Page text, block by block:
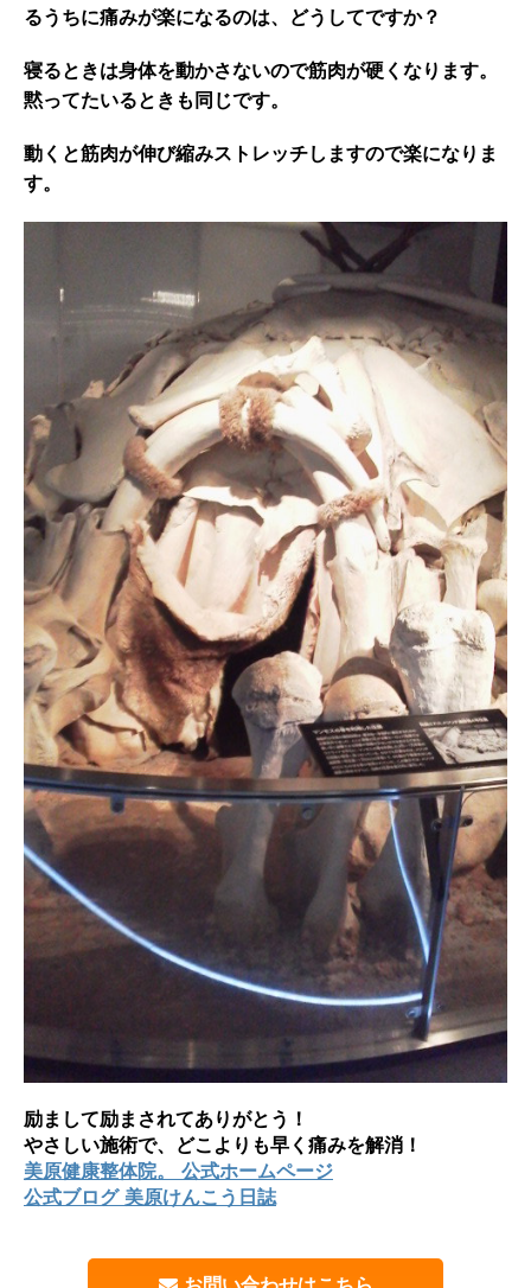
るうちに痛みが楽になるのは、どうしてですか？
寝るときは身体を動かさないので筋肉が硬くなります。
黙ってたいるときも同じです。
動くと筋肉が伸び縮みストレッチしますので楽になりま
す。
励まして励まされてありがとう！
やさしい施術で、どこよりも早く痛みを解消！
美原健康整体院。 公式ホームページ
公式ブログ 美原けんこう日誌